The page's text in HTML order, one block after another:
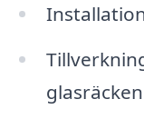
glasräcken